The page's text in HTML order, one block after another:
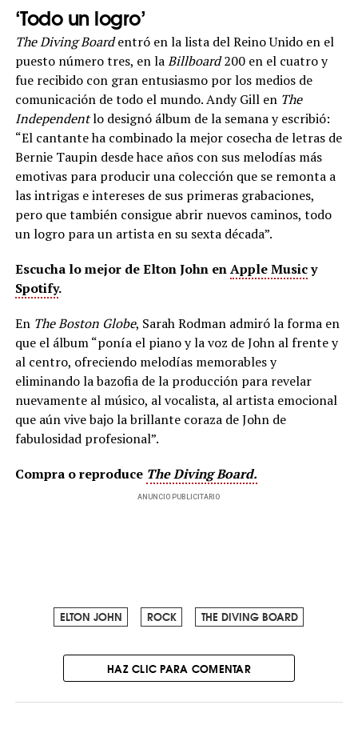
‘Todo un logro’
The Diving Boardentró en la lista del Reino Unido en el
puesto número tres, en laBillboard200 en el cuatro y
fue recibido con gran entusiasmo por los medios de
comunicación de todo el mundo. Andy Gill en The
Independentlo designó álbum de la semana y escribió:
“El cantante ha combinado la mejor cosecha de letras de
Bernie Taupin desde hace años con sus melodías más
emotivas para producir una colección que se remonta a
las intrigas e intereses de sus primeras grabaciones,
pero que también consigue abrir nuevos caminos, todo
un logro para un artista en su sexta década”.
Escucha lo mejor de Elton John enApple Musicy
Spotify.
En The Boston Globe, Sarah Rodman admiró la forma en
que el álbum “ponía el piano y la voz de John al frente y
al centro, ofreciendo melodías memorables y
eliminando la bazofia de la producción para revelar
nuevamente al músico, al vocalista, al artista emocional
que aún vive bajo la brillante coraza de John de
fabulosidad profesional”.
Compra o reproduce The Diving Board.
ANUNCIO PUBLICITARIO
ELTON JOHN ROCK THE DIVING BOARD
HAZ CLIC PARA COMENTAR